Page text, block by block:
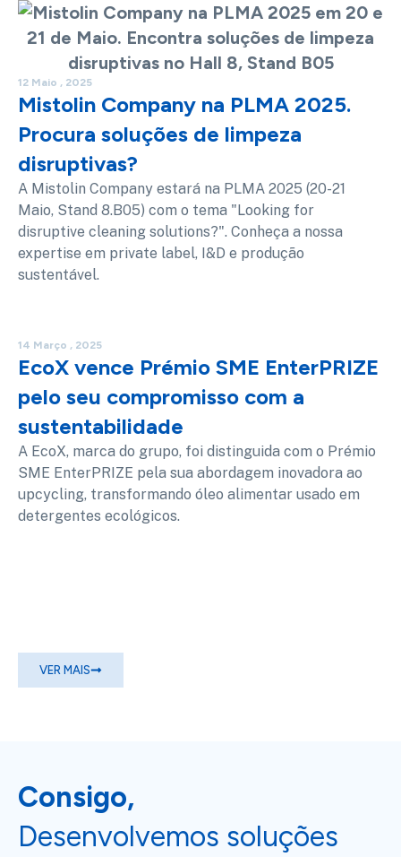
12 Maio , 2025
Mistolin Company na PLMA 2025.
Procura soluções de limpeza
disruptivas?​
A Mistolin Company estará na PLMA 2025 (20-21
Maio, Stand 8.B05) com o tema "Looking for
disruptive cleaning solutions?". Conheça a nossa
expertise em private label, I&D e produção
sustentável.
14 Março , 2025
EcoX vence Prémio SME EnterPRIZE
pelo seu compromisso com a
sustentabilidade
A EcoX, marca do grupo, foi distinguida com o Prémio
SME EnterPRIZE pela sua abordagem inovadora ao
upcycling, transformando óleo alimentar usado em
detergentes ecológicos.
VER MAIS
Consigo,
Desenvolvemos soluções